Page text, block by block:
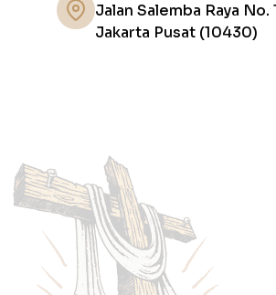
Jalan Salemba Raya No.
Jakarta Pusat (10430)